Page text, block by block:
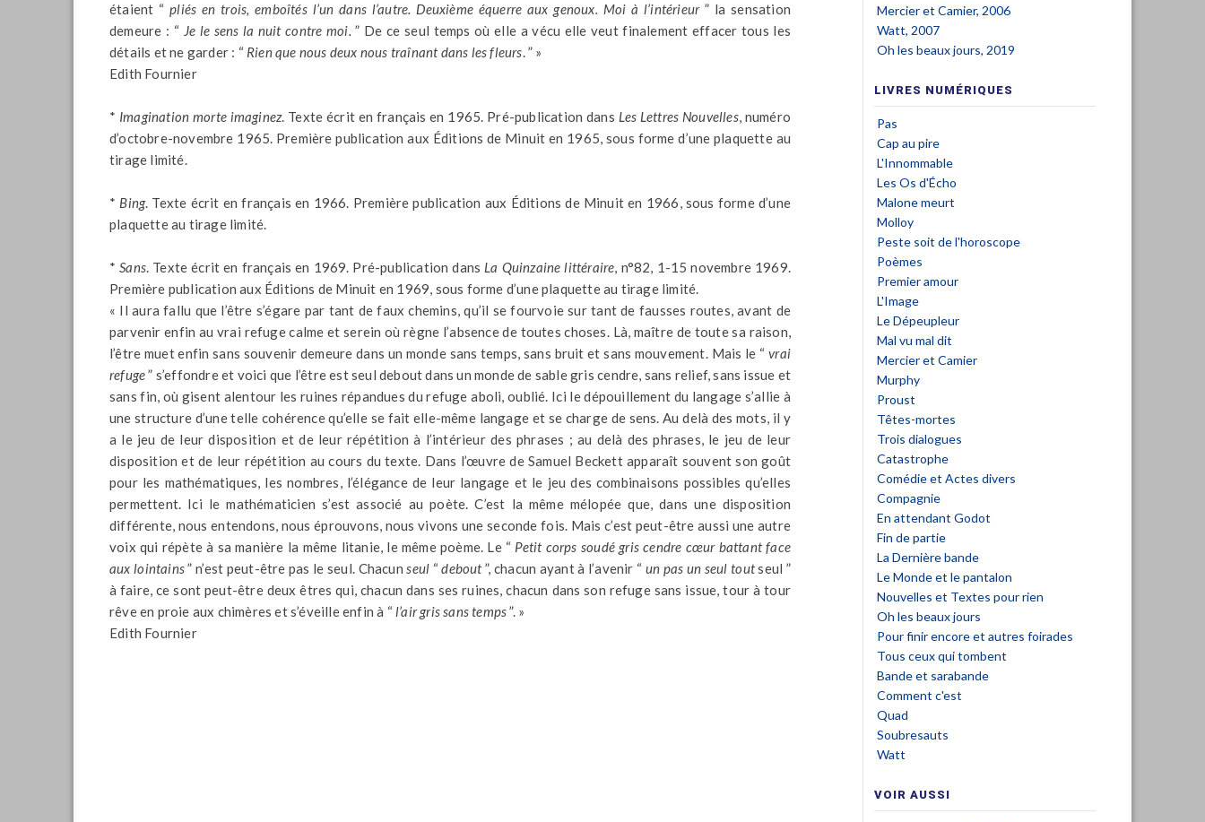
étaient “pliés en trois, emboîtés l’un dans l’autre. Deuxième équerre aux genoux. Moi à l’intérieur” la sensation
demeure : “ Je le sens la nuit contre moi. ” De ce seul temps où elle a vécu elle veut finalement effacer tous les
détails et ne garder : “ Rien que nous deux nous traînant dans les fleurs. ” »
Edith Fournier
* Imagination morte imaginez. Texte écrit en français en 1965. Pré-publication dans Les Lettres Nouvelles, numéro
d’octobre-novembre 1965. Première publication aux Éditions de Minuit en 1965, sous forme d’une plaquette au
tirage limité.
* Bing. Texte écrit en français en 1966. Première publication aux Éditions de Minuit en 1966, sous forme d’une
plaquette au tirage limité.
*Sans. Texte écrit en français en 1969. Pré-publication dans La Quinzaine littéraire, n°82, 1-15 novembre 1969.
Première publication aux Éditions de Minuit en 1969, sous forme d’une plaquette au tirage limité.
« Il aura fallu que l’être s’égare par tant de faux chemins, qu’il se fourvoie sur tant de fausses routes, avant de
parvenir enfin au vrai refuge calme et serein où règne l’absence de toutes choses. Là, maître de toute sa raison,
l’être muet enfin sans souvenir demeure dans un monde sans temps, sans bruit et sans mouvement. Mais le “vrai
refuge” s’effondre et voici que l’être est seul debout dans un monde de sable gris cendre, sans relief, sans issue et
sans fin, où gisent alentour les ruines répandues du refuge aboli, oublié. Ici le dépouillement du langage s’allie à
une structure d’une telle cohérence qu’elle se fait elle-même langage et se charge de sens. Au delà des mots, il y
a le jeu de leur disposition et de leur répétition à l’intérieur des phrases ; au delà des phrases, le jeu de leur
disposition et de leur répétition au cours du texte. Dans l’œuvre de Samuel Beckett apparaît souvent son goût
pour les mathématiques, les nombres, l’élégance de leur langage et le jeu des combinaisons possibles qu’elles
permettent. Ici le mathématicien s’est associé au poète. C’est la même mélopée que, dans une disposition
différente, nous entendons, nous éprouvons, nous vivons une seconde fois. Mais c’est peut-être aussi une autre
voix qui répète à sa manière la même litanie, le même poème. Le “ Petit corps soudé gris cendre cœur battant face
aux lointains” n’est peut-être pas le seul. Chacunseul “debout”, chacun ayant à l’avenir “ un pas un seul toutseul ”
à faire, ce sont peut-être deux êtres qui, chacun dans ses ruines, chacun dans son refuge sans issue, tour à tour
rêve en proie aux chimères et s’éveille enfin à “l’air gris sans temps”. »
Edith Fournier
Mercier et Camier, 2006
Watt, 2007
Oh les beaux jours, 2019
LIVRES NUMÉRIQUES
Pas
Cap au pire
L'Innommable
Les Os d'Écho
Malone meurt
Molloy
Peste soit de l'horoscope
Poèmes
Premier amour
L'Image
Le Dépeupleur
Mal vu mal dit
Mercier et Camier
Murphy
Proust
Têtes-mortes
Trois dialogues
Catastrophe
Comédie et Actes divers
Compagnie
En attendant Godot
Fin de partie
La Dernière bande
Le Monde et le pantalon
Nouvelles et Textes pour rien
Oh les beaux jours
Pour finir encore et autres foirades
Tous ceux qui tombent
Bande et sarabande
Comment c'est
Quad
Soubresauts
Watt
VOIR AUSSI